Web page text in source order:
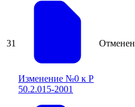
31
Изменение №0 к Р
50.2.015-2001
Отменен